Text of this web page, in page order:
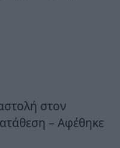
στον
– Αφέθηκε